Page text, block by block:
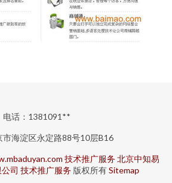
电话：1381091**
市海淀区永定路88号10层B16
技术推广服务 北京中知易
司 技术推广服务 版权所有Sitemap